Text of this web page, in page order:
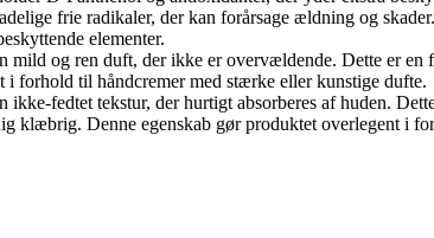
frie radikaler, der kan forårsage ældning og
elementer.
mild og ren duft, der ikke er overvældende. Dette er
i forhold til håndcremer med stærke eller kunstige dufte.
ikke-fedtet tekstur, der hurtigt absorberes af huden.
klæbrig. Denne egenskab gør produktet overlegent i